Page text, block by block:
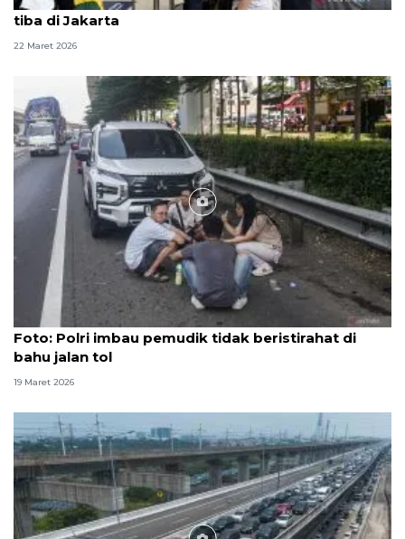
tiba di Jakarta
22 Maret 2026
Foto
Foto: Polri imbau pemudik tidak beristirahat di
bahu jalan tol
19 Maret 2026